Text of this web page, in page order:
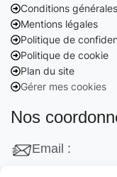
Conditions
Mentions légales
Politique de
Politique de cookie
Plan du site
Gérer mes cookies
Nos
Email :